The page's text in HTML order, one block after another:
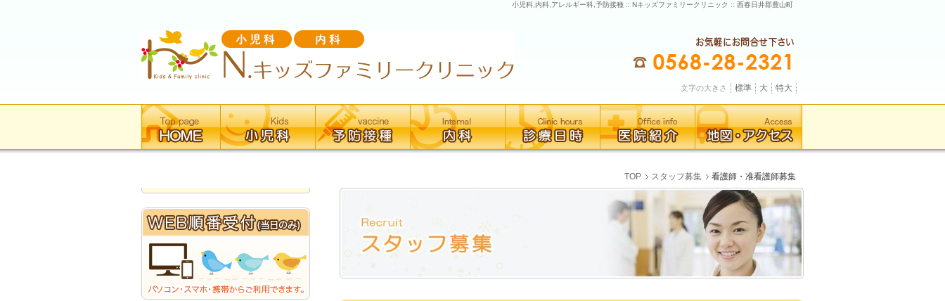
小児科,内科,アレルギー科,予防接種 :: Nキッズファミリークリニック :: 西春日井郡豊山町
文字の大きさ 標準 大 特大
テ
TOP スタッフ募集 看護師・准看護師募集
Recruit
ス
タ